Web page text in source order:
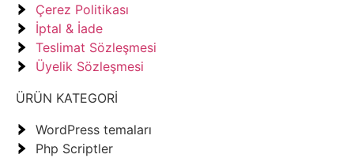
Çerez Politikası
İptal & İade
Teslimat Sözleşmesi
Üyelik Sözleşmesi
ÜRÜN KATEGORİ
WordPress temaları
Php Scriptler